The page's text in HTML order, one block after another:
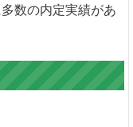
数の内定実績があ